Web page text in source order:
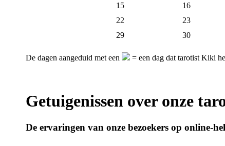
15
16
22
23
29
30
De dagen aangeduid met een = een dag dat tarotist Kiki
Getuigenissen over onze
De ervaringen van onze bezoekers op online-